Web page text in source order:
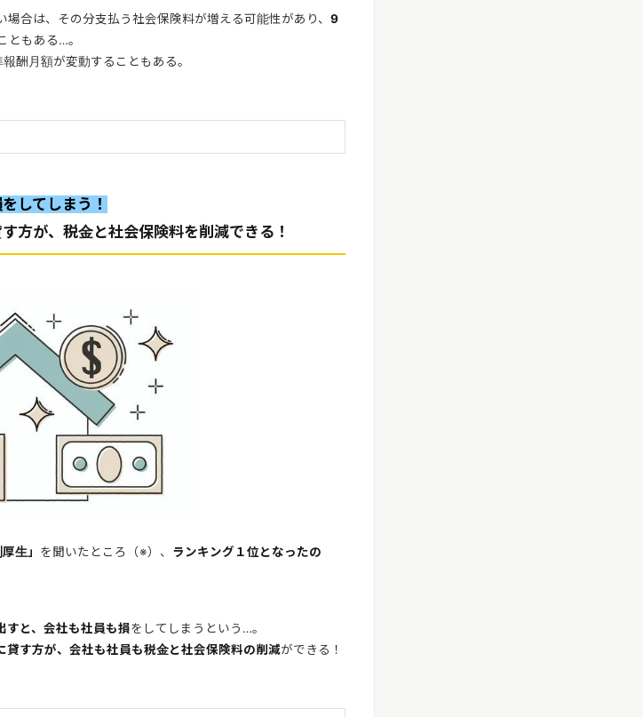
合は、その分支払う社会保険料が増える可能性があり、 9
ともある…。
酬月額が変動することもある。
してしまう！
方が、税金と社会保険料を削減できる！
生」 を聞いたところ（※）、 ランキング１位となったの
すと、会社も社員も損をしてしまうという…。
貸す方が、会社も社員も税金と社会保険料の削減ができる！